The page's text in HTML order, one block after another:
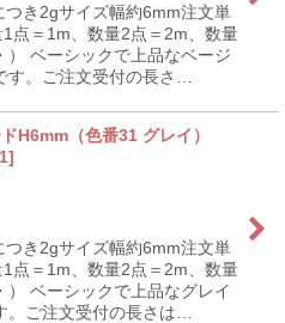
つき2gサイズ幅約6mm注文単
点＝1m、数量2点＝2m、数量
） ベーシックで上品なベージ
す。ご注文受付の長さ…
H6mm（色番31 グレイ）
]
つき2gサイズ幅約6mm注文単
点＝1m、数量2点＝2m、数量
） ベーシックで上品なグレイ
。ご注文受付の長さは…